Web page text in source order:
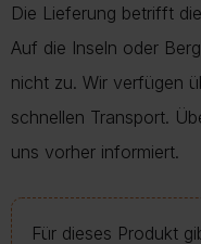
Die Lieferung betrifft
Auf die Inseln oder
nicht zu. Wir verfügen
schnellen Transport.
uns vorher informiert.
Für dieses Produkt